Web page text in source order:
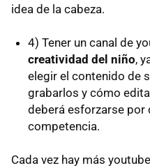
idea de la cabeza.
4) Tener un canal de
creatividad del niño,
elegir el contenido de
grabarlos y cómo
deberá esforzarse por
competencia.
Cada vez hay más